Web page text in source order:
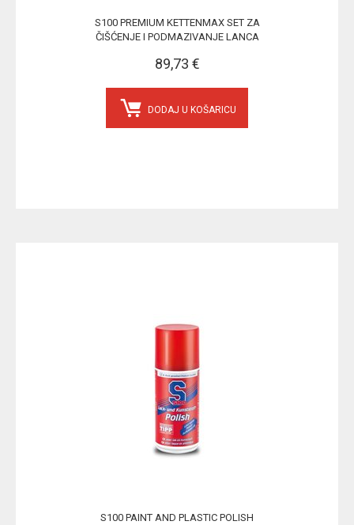
S100 PREMIUM KETTENMAX SET ZA
ČIŠĆENJE I PODMAZIVANJE LANCA
89,73 €
DODAJ U KOŠARICU
S100 PAINT AND PLASTIC POLISH